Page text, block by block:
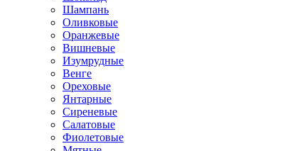
Шампань
Оливковые
Оранжевые
Вишневые
Изумрудные
Венге
Ореховые
Янтарные
Сиреневые
Салатовые
Фиолетовые